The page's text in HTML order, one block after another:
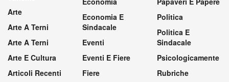
Arte
Arte A Terni
Arte A Terni
Arte E Cultura
Articoli Recenti
Economia E
Sindacale
Eventi
Eventi E Fiere
Fiere
Politica
Politica E
Sindacale
Psicologicamente
Rubriche